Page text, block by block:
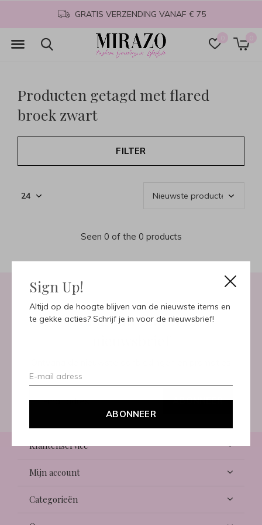
Sign Up!
Altijd op de hoogte blijven van de nieuwste items en
te gekke acties? Schrijf je in voor de nieuwsbrief!
ABONNEER
0 0
GRATIS VERZENDING VANAF € 75
Producten getagd met flared
broek zwart
FILTER
Seen 0 of the 0 products
Meld je aan voor onze
ABONNEER
Klantenservice
Mijn account
Categorieën